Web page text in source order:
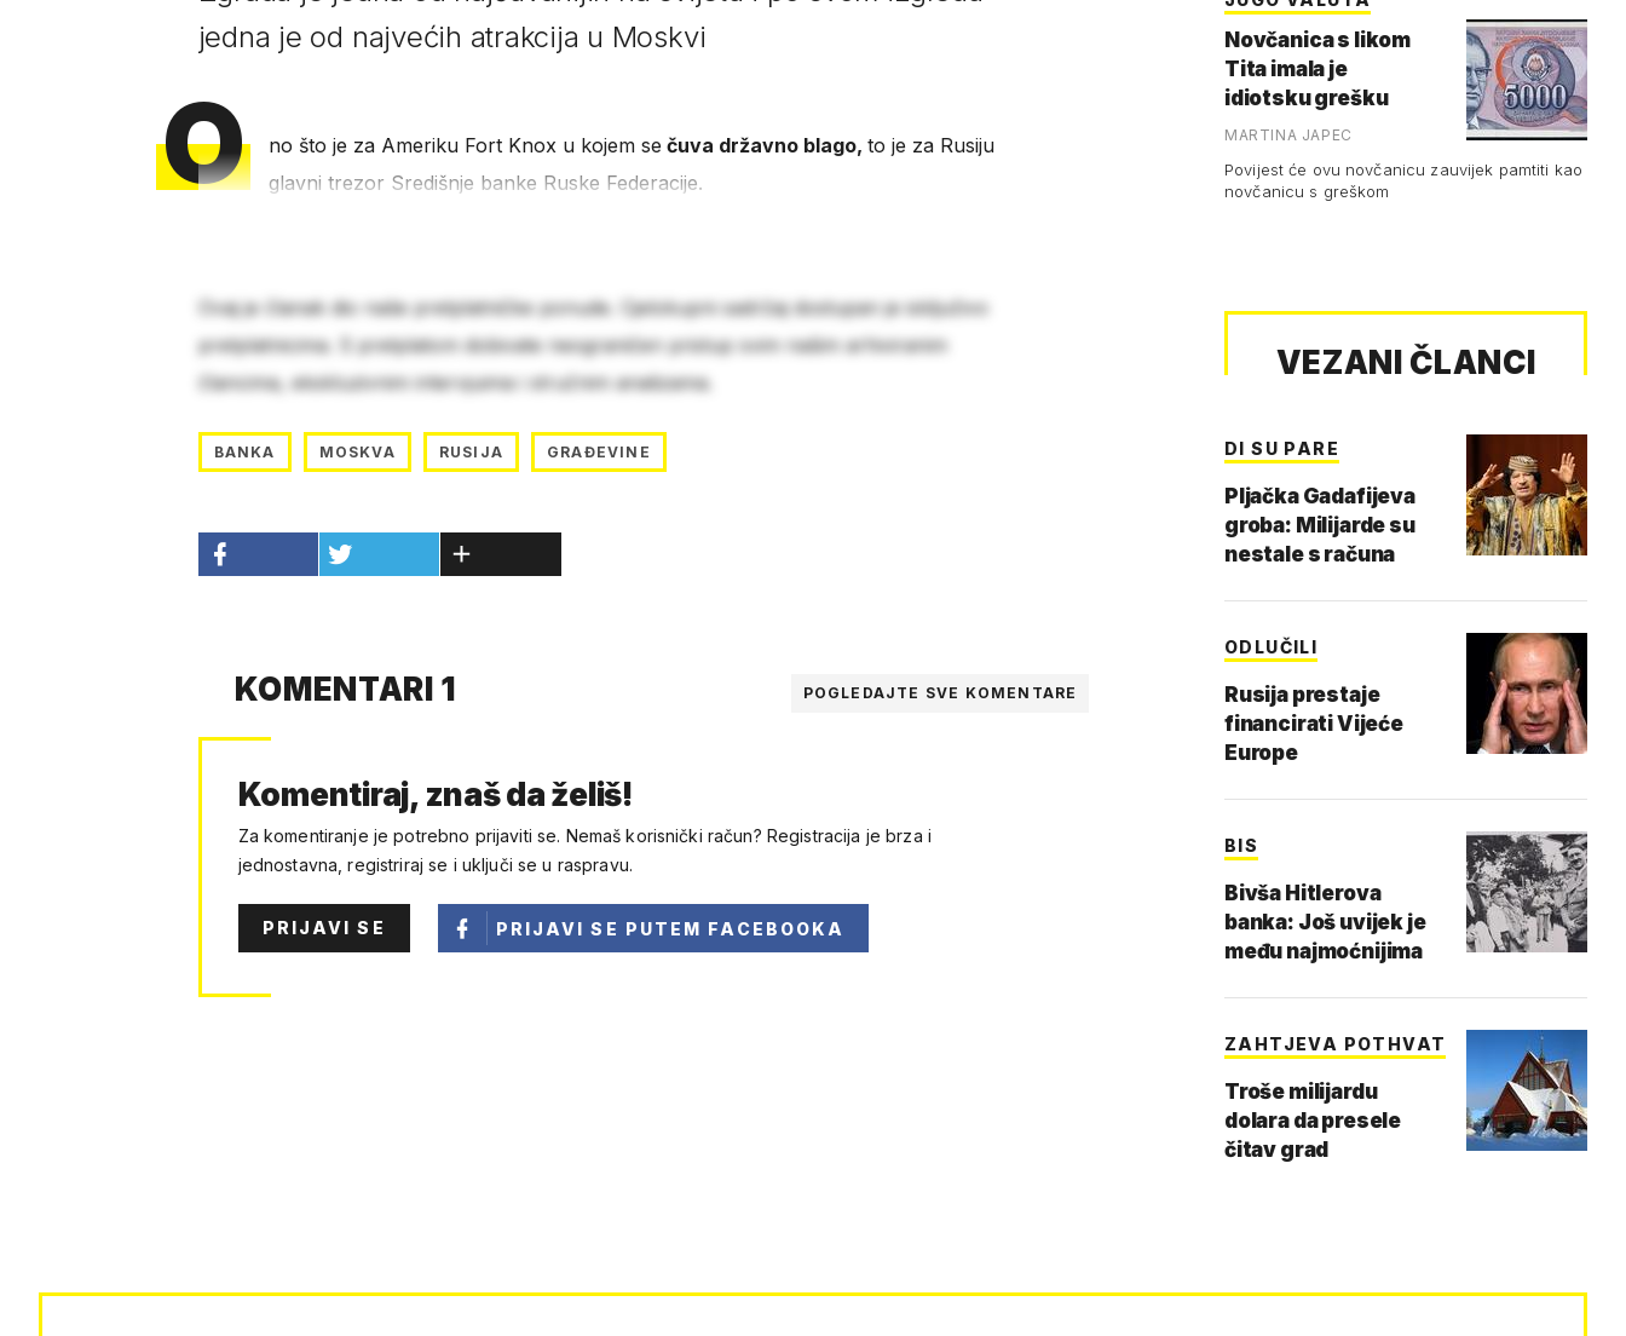
jedna je od najvećih atrakcija u Moskvi
O no što je za Ameriku Fort Knox u kojem se čuva državno blago, to je za Rusiju
glavni trezor Središnje banke Ruske Federacije.
Ovaj je članak dio naše pretplatničke ponude. Cjelokupni sadržaj dostupan je isključivo
pretplatnicima. S pretplatom dobivate neograničen pristup svim našim arhiviranim
člancima, ekskluzivnim intervjuima i stručnim analizama.
BANKA MOSKVA RUSIJA GRAĐEVINE
KOMENTARI 1 POGLEDAJTE SVE KOMENTARE
Komentiraj, znaš da želiš!
Za komentiranje je potrebno prijaviti se. Nemaš korisnički račun? Registracija je brza i
jednostavna, registriraj se i uključi se u raspravu.
PRIJAVI SE PRIJAVI SE PUTEM FACEBOOKA
Novčanica s likom
Tita imala je
idiotsku grešku
MARTINA JAPEC
Povijest će ovu novčanicu zauvijek pamtiti kao
novčanicu s greškom
VEZANI ČLANCI
DI SU PARE
Pljačka Gadafijeva
groba: Milijarde su
nestale s računa
ODLUČILI
Rusija prestaje
financirati Vijeće
Europe
BIS
Bivša Hitlerova
banka: Još uvijek je
među najmoćnijima
ZAHTJEVA POTHVAT
Troše milijardu
dolara da presele
čitav grad